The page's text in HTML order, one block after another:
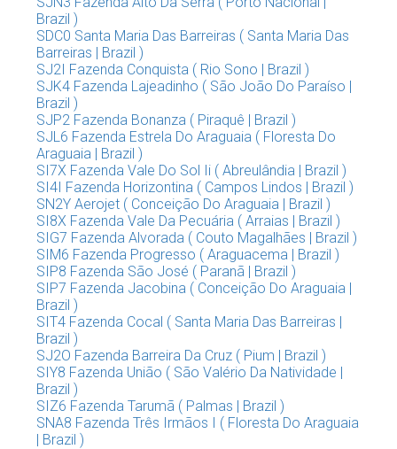
Brazil )
SDC0 Santa Maria Das Barreiras ( Santa Maria Das
Barreiras | Brazil )
SJ2I Fazenda Conquista ( Rio Sono | Brazil )
SJK4 Fazenda Lajeadinho ( São João Do Paraíso |
Brazil )
SJP2 Fazenda Bonanza ( Piraquê | Brazil )
SJL6 Fazenda Estrela Do Araguaia ( Floresta Do
Araguaia | Brazil )
SI7X Fazenda Vale Do Sol Ii ( Abreulândia | Brazil )
SI4I Fazenda Horizontina ( Campos Lindos | Brazil )
SN2Y Aerojet ( Conceição Do Araguaia | Brazil )
SI8X Fazenda Vale Da Pecuária ( Arraias | Brazil )
SIG7 Fazenda Alvorada ( Couto Magalhães | Brazil )
SIM6 Fazenda Progresso ( Araguacema | Brazil )
SIP8 Fazenda São José ( Paranã | Brazil )
SIP7 Fazenda Jacobina ( Conceição Do Araguaia |
Brazil )
SIT4 Fazenda Cocal ( Santa Maria Das Barreiras |
Brazil )
SJ2O Fazenda Barreira Da Cruz ( Pium | Brazil )
SIY8 Fazenda União ( São Valério Da Natividade |
Brazil )
SIZ6 Fazenda Tarumã ( Palmas | Brazil )
SNA8 Fazenda Três Irmãos I ( Floresta Do Araguaia
| Brazil )